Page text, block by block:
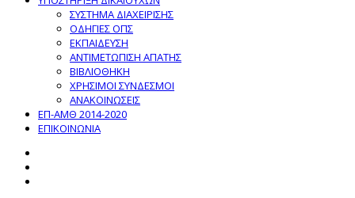
ΣΥΣΤΗΜΑ ΔΙΑΧΕΙΡΙΣΗΣ
ΟΔΗΓΙΕΣ ΟΠΣ
ΕΚΠΑΙΔΕΥΣΗ
ΑΝΤΙΜΕΤΩΠΙΣΗ ΑΠΑΤΗΣ
ΒΙΒΛΙΟΘΗΚΗ
ΧΡΗΣΙΜΟΙ ΣΥΝΔΕΣΜΟΙ
ΑΝΑΚΟΙΝΩΣΕΙΣ
ΕΠ-ΑΜΘ 2014-2020
ΕΠΙΚΟΙΝΩΝΙΑ